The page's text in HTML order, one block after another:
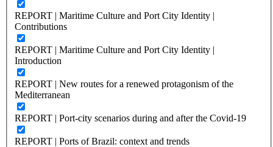
REPORT | Maritime Culture and Port City Identity |
Contributions
REPORT | Maritime Culture and Port City Identity |
Introduction
REPORT | New routes for a renewed protagonism of the
Mediterranean
REPORT | Port-city scenarios during and after the Covid-19
REPORT | Ports of Brazil: context and trends